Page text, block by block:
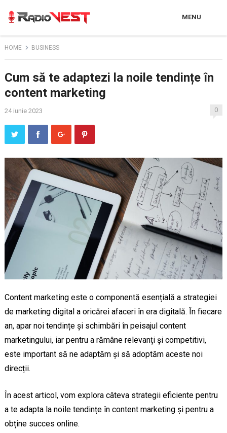
MENU
HOME BUSINESS
Cum să te adaptezi la noile tendințe în
content marketing
24 iunie 2023 0
Content marketing este o componentă esențială a strategiei
de marketing digital a oricărei afaceri în era digitală. În fiecare
an, apar noi tendințe și schimbări în peisajul content
marketingului, iar pentru a rămâne relevanți și competitivi,
este important să ne adaptăm și să adoptăm aceste noi
direcții.
În acest articol, vom explora câteva strategii eficiente pentru
a te adapta la noile tendințe în content marketing și pentru a
obține succes online.